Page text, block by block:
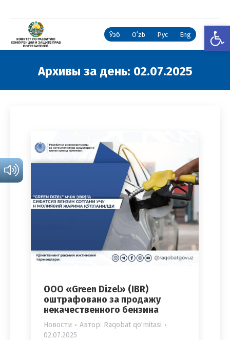
Ўзб Oʻzb Рус Eng
Архивы за день: 02.07.2025
ООО «Green Dizel» (IBR)
оштрафовано за продажу
некачественного бензина
Новости Автор: Raqobat qo'mitasi
02.07.2025